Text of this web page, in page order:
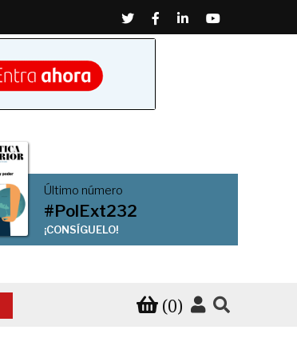
TwitterFacebook
LinkedinYoutube
Último número
#PolExt232
¡CONSÍGUELO!
(0)